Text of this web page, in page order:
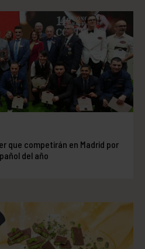
que competirán en Madrid por
del año